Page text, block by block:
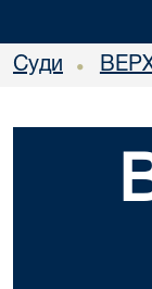
Суди •